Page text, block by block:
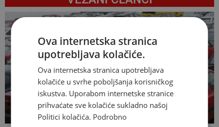
Ova internetska stranica
upotrebljava kolačiće.
Ova internetska stranica upotrebljava
kolačiće u svrhe poboljšanja korisničkog
iskustva. Uporabom internetske stranice
prihvaćate sve kolačiće sukladno našoj
Politici kolačića. Podrobno